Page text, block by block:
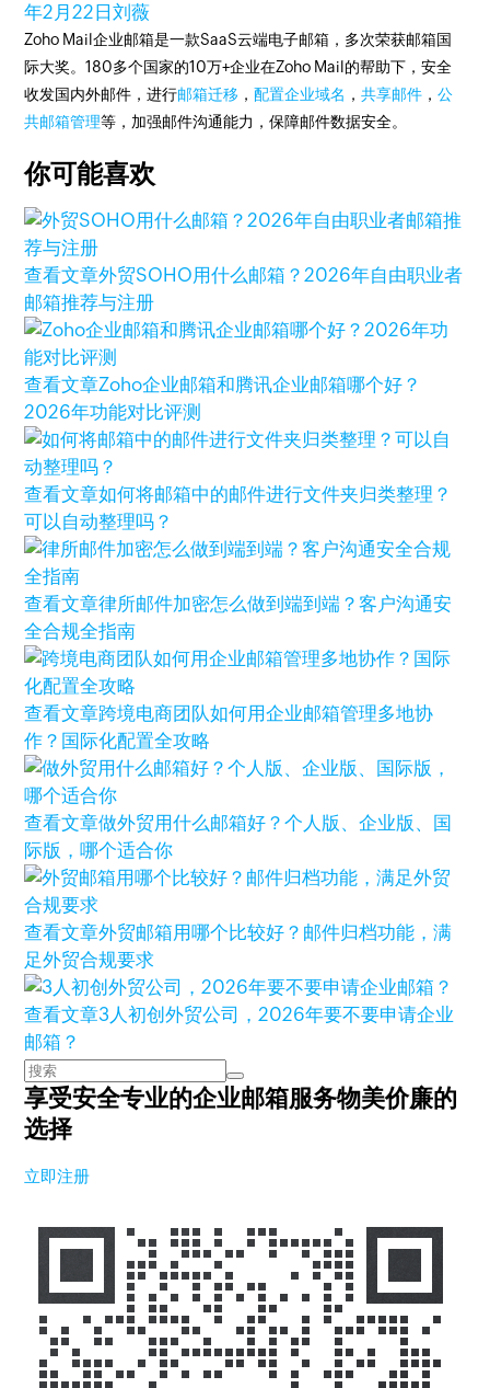
年2月22日刘薇
Zoho Mail企业邮箱是一款SaaS云端电子邮箱，多次荣获邮箱国
际大奖。180多个国家的10万+企业在Zoho Mail的帮助下，安全
收发国内外邮件，进行邮箱迁移 ，配置企业域名 ，共享邮件 ，公
共邮箱管理等，加强邮件沟通能力，保障邮件数据安全。
你可能喜欢
查看文章外贸SOHO用什么邮箱？2026年自由职业者
邮箱推荐与注册
查看文章Zoho企业邮箱和腾讯企业邮箱哪个好？
2026年功能对比评测
查看文章如何将邮箱中的邮件进行文件夹归类整理？
可以自动整理吗？
查看文章律所邮件加密怎么做到端到端？客户沟通安
全合规全指南
查看文章跨境电商团队如何用企业邮箱管理多地协
作？国际化配置全攻略
查看文章做外贸用什么邮箱好？个人版、企业版、国
际版，哪个适合你
查看文章外贸邮箱用哪个比较好？邮件归档功能，满
足外贸合规要求
查看文章3人初创外贸公司，2026年要不要申请企业
邮箱？
享受安全专业的企业邮箱服务物美价廉的
选择
立即注册